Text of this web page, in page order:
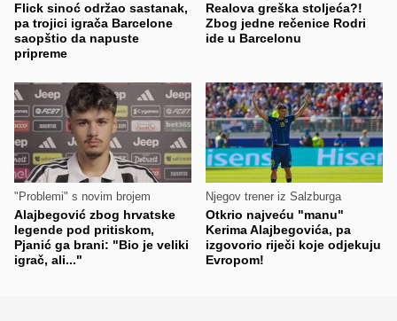
Flick sinoć održao sastanak,
pa trojici igrača Barcelone
saopštio da napuste
pripreme
Realova greška stoljeća?!
Zbog jedne rečenice Rodri
ide u Barcelonu
"Problemi" s novim brojem
Alajbegović zbog hrvatske
legende pod pritiskom,
Pjanić ga brani: "Bio je veliki
igrač, ali..."
Njegov trener iz Salzburga
Otkrio najveću "manu"
Kerima Alajbegovića, pa
izgovorio riječi koje odjekuju
Evropom!